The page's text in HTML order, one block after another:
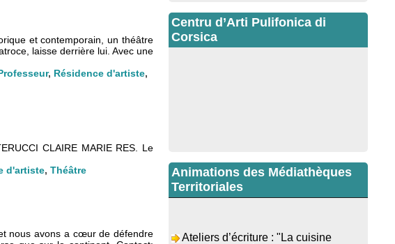
et contemporain, un théâtre
laisse derrière lui. Avec une
, Résidence d'artiste,
CLAIRE MARIE RES. Le
d'artiste, Théâtre
nous avons a cœur de défendre
Centru d’Arti Pulifonica di
Corsica
Animations des Médiathèques
Territoriales
retrouvée" animés par Dominique